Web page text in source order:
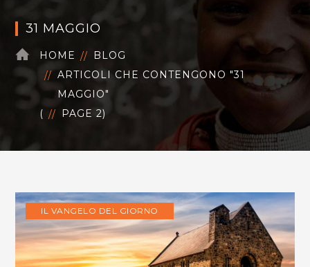
31 MAGGIO
HOME
BLOG
ARTICOLI CHE CONTENGONO "31
MAGGIO"
(
PAGE 2)
IL VANGELO DEL GIORNO